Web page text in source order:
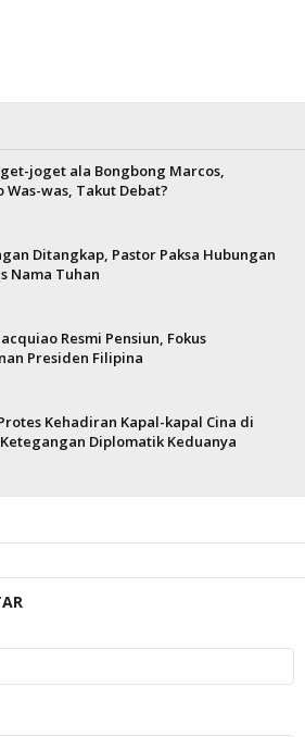
joget ala Bongbong Marcos,
Was-was, Takut Debat?
Ditangkap, Pastor Paksa Hubungan
Nama Tuhan
Resmi Pensiun, Fokus
Presiden Filipina
Kehadiran Kapal-kapal Cina di
Diplomatik Keduanya